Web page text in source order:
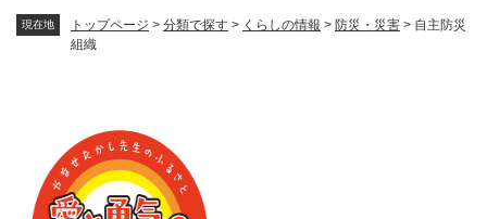
現在地 トップページ > 分類で探す > くらしの情報 > 防災・災害 > 自主防災
組織